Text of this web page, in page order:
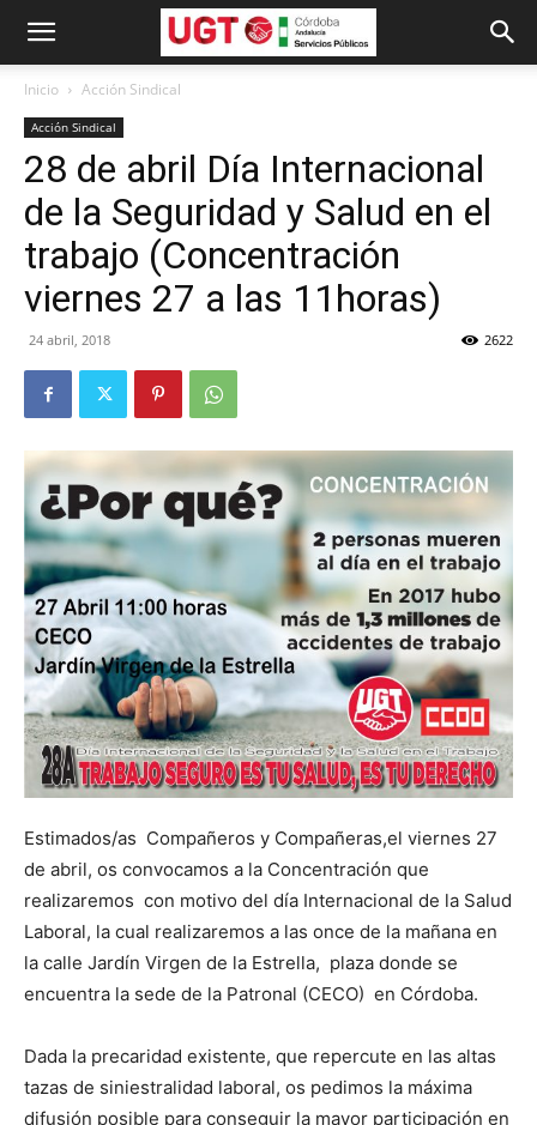
Inicio Acción Sindical
Acción Sindical
28 de abril Día Internacional
de la Seguridad y Salud en el
trabajo (Concentración
viernes 27 a las 11horas)
24 abril, 2018 2622
Estimados/as Compañeros y Compañeras,el viernes 27
de abril, os convocamos a la Concentración que
realizaremos con motivo del día Internacional de la Salud
Laboral, la cual realizaremos a las once de la mañana en
la calle Jardín Virgen de la Estrella, plaza donde se
encuentra la sede de la Patronal (CECO) en Córdoba.
Dada la precaridad existente, que repercute en las altas
tazas de siniestralidad laboral, os pedimos la máxima
difusión posible para conseguir la mayor participación en